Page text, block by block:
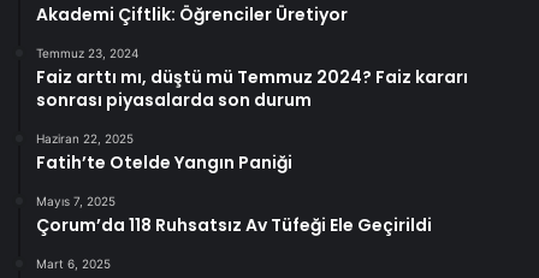
Akademi Çiftlik: Öğrenciler Üretiyor
Temmuz 23, 2024
Faiz arttı mı, düştü mü Temmuz 2024? Faiz kararı
sonrası piyasalarda son durum
Haziran 22, 2025
Fatih’te Otelde Yangın Paniği
Mayıs 7, 2025
Çorum’da 118 Ruhsatsız Av Tüfeği Ele Geçirildi
Mart 6, 2025